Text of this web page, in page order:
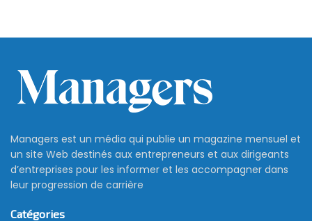
Managers est un média qui publie un magazine mensuel et
un site Web destinés aux entrepreneurs et aux dirigeants
d’entreprises pour les informer et les accompagner dans
leur progression de carrière
Catégories